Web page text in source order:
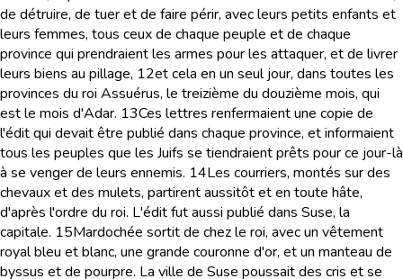
de détruire, de tuer et de faire périr, avec leurs petits enfants et
leurs femmes, tous ceux de chaque peuple et de chaque
province qui prendraient les armes pour les attaquer, et de livrer
leurs biens au pillage, 12et cela en un seul jour, dans toutes les
provinces du roi Assuérus, le treizième du douzième mois, qui
est le mois d'Adar. 13Ces lettres renfermaient une copie de
l'édit qui devait être publié dans chaque province, et informaient
tous les peuples que les Juifs se tiendraient prêts pour ce jour-là
à se venger de leurs ennemis. 14Les courriers, montés sur des
chevaux et des mulets, partirent aussitôt et en toute hâte,
d'après l'ordre du roi. L'édit fut aussi publié dans Suse, la
capitale. 15Mardochée sortit de chez le roi, avec un vêtement
royal bleu et blanc, une grande couronne d'or, et un manteau de
byssus et de pourpre. La ville de Suse poussait des cris et se